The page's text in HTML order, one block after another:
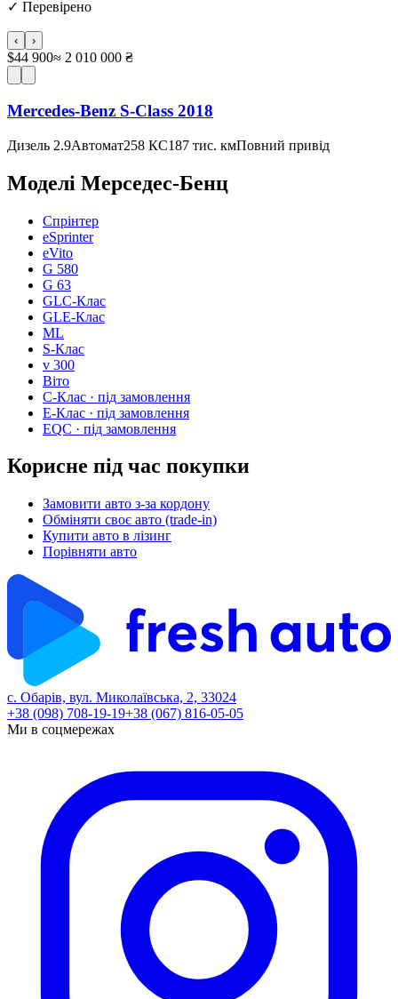
✓ Перевірено
‹ ›
$44 900≈ 2 010 000 ₴
Mercedes-Benz S-Class 2018
Дизель 2.9Автомат258 КС187 тис. кмПовний привід
Моделі Мерседес-Бенц
Спрінтер
eSprinter
eVito
G 580
G 63
GLC-Клас
GLE-Клас
ML
S-Клас
v 300
Віто
C-Клас · під замовлення
E-Клас · під замовлення
EQC · під замовлення
Корисне під час покупки
Замовити авто з-за кордону
Обміняти своє авто (trade-in)
Купити авто в лізинг
Порівняти авто
с. Обарів, вул. Миколаївська, 2, 33024
+38 (098) 708-19-19+38 (067) 816-05-05
Ми в соцмережах